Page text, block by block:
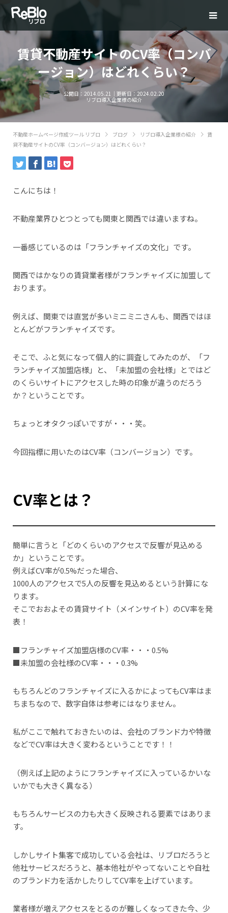
賃貸不動産サイトのCV率（コンバ
ージョン）はどれくらい？
公開日： 2014.05.21 ｜更新日： 2024.02.20
リブロ導入企業様の紹介
不動産ホームページ作成ツール リブロ ブログ リブロ導入企業様の紹介
賃
貸不動産サイトのCV率（コンバージョン）はどれくらい？
こんにちは！
不動産業界ひとつとっても関東と関西では違いますね。
一番感じているのは「フランチャイズの文化」です。
関西ではかなりの賃貸業者様がフランチャイズに加盟して
おります。
例えば、関東では直営が多いミニミニさんも、関西ではほ
とんどがフランチャイズです。
そこで、ふと気になって個人的に調査してみたのが、「フ
ランチャイズ加盟店様」と、「未加盟の会社様」とではど
のくらいサイトにアクセスした時の印象が違うのだろう
か？ということです。
ちょっとオタクっぽいですが・・・笑。
今回指標に用いたのはCV率（コンバージョン）です。
CV率とは？
簡単に言うと「どのくらいのアクセスで反響が見込める
か」ということです。
例えばCV率が0.5%だった場合、
1000人のアクセスで5人の反響を見込めるという計算にな
ります。
そこでおおよその賃貸サイト（メインサイト）のCV率を発
表！
■フランチャイズ加盟店様のCV率・・・0.5%
■未加盟の会社様のCV率・・・0.3%
もちろんどのフランチャイズに入るかによってもCV率はま
ちまちなので、数字自体は参考にはなりません。
私がここで触れておきたいのは、会社のブランド力や特徴
などでCV率は大きく変わるということです！！
（例えば上記のようにフランチャイズに入っているかいな
いかでも大きく異なる）
もちろんサービスの力も大きく反映される要素ではありま
す。
しかしサイト集客で成功している会社は、リブロだろうと
他社サービスだろうと、基本他社がやってないことや自社
のブランド力を活かしたりしてCV率を上げています。
業者様が増えアクセスをとるのが難しくなってきた今、少